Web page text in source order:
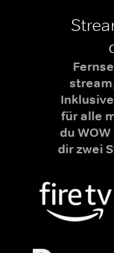
für alle
du
dir zwei